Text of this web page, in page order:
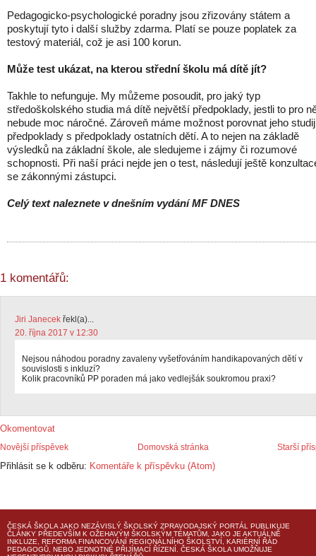
Pedagogicko-psychologické poradny jsou zřizovány státem a
poskytují tyto i další služby zdarma. Platí se pouze poplatek za
testový materiál, což je asi 100 korun.
Může test ukázat, na kterou střední školu má dítě jít?
Takhle to nefunguje. My můžeme posoudit, pro jaký typ
středoškolského studia má dítě největší předpoklady, jestli to pro
nebude moc náročné. Zároveň máme možnost porovnat jeho
předpoklady s předpoklady ostatních dětí. A to nejen na základě
výsledků na základní škole, ale sledujeme i zájmy či rozumové
schopnosti. Při naší práci nejde jen o test, následují ještě
se zákonnými zástupci.
Celý text naleznete v dnešním vydání MF DNES
1 komentářů:
Jiri Janecek řekl(a)...
20. října 2017 v 12:30
Nejsou náhodou poradny zavaleny vyšetřováním handikapovaných dětí v
souvislosti s inkluzí?
Kolik pracovníků PP poraden má jako vedlejšák soukromou praxi?
Okomentovat
Novější příspěvek Starší
Domovská stránka
Přihlásit se k odběru: Komentáře k příspěvku (Atom)
ČESKÁ ŠKOLA JAKO NEZÁVISLÝ ŠKOLSKÝ ZPRAVODAJSKÝ PORTÁL PUBLIKUJE
ČLÁNKY PŘEDEVŠÍM K OŽEHAVÝM ŠKOLSKÝM TÉMATŮM, JAKO JE AKTUÁLNĚ
INKLUZE, REFORMA FINANCOVÁNÍ REGIONÁLNÍHO ŠKOLSTVÍ, KARIÉRNÍ ŘÁD
PEDAGOGŮ, NEBO JEDNOTNÉ PŘIJÍMACÍ ŘÍZENÍ. ČESKÁ ŠKOLA UMOŽŇUJE